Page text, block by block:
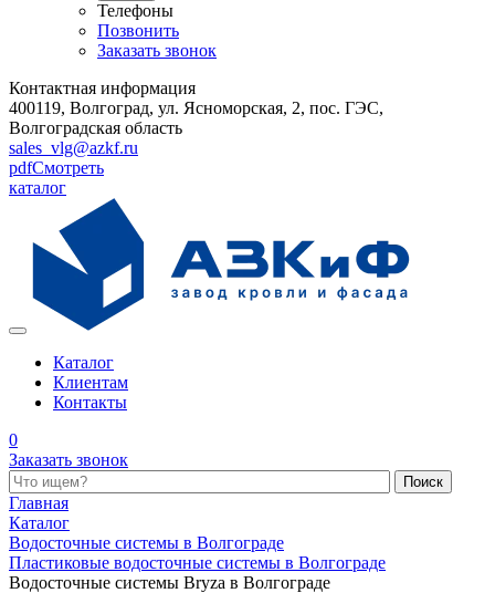
Телефоны
Позвонить
Заказать звонок
Контактная информация
400119, Волгоград, ул. Ясноморская, 2, пос. ГЭС,
Волгоградская область
sales_vlg@azkf.ru
pdfСмотреть
каталог
Каталог
Клиентам
Контакты
0
Заказать звонок
Поиск по каталогу
Главная
Каталог
Водосточные системы в Волгограде
Пластиковые водосточные системы в Волгограде
Водосточные системы Bryza в Волгограде